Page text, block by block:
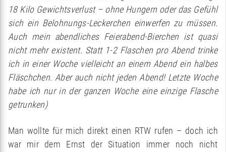
18 Kilo Gewichtsverlust – ohne Hungern oder das Gefühl
sich ein Belohnungs-Leckerchen einwerfen zu müssen.
Auch mein abendliches Feierabend-Bierchen ist quasi
nicht mehr existent. Statt 1-2 Flaschen pro Abend trinke
ich in einer Woche vielleicht an einem Abend ein halbes
Fläschchen. Aber auch nicht jeden Abend! Letzte Woche
habe ich nur in der ganzen Woche eine einzige Flasche
getrunken)
Man wollte für mich direkt einen RTW rufen – doch ich
war mir dem Ernst der Situation immer noch nicht